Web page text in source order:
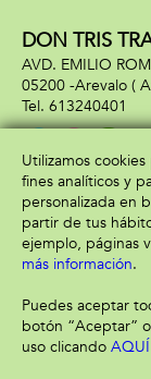
DON TRIS
AVD. EMILIO
05200 -Arevalo (
613240401
Información
Aviso legal
Política de
Política de cookies
Utilizamos
fines analíticos y
personalizada en
partir de tus
ejemplo, páginas
más información.
Puedes aceptar
botón “Aceptar”
uso clicando AQUÍ